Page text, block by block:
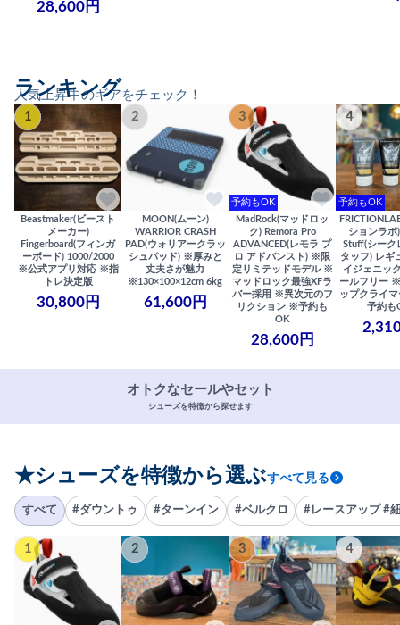
28,600円
人気上昇中のギアをチェック！
ランキング
1
Beastmaker(ビースト
メーカー)
Fingerboard(フィンガ
ーボード) 1000/2000
※公式アプリ対応 ※指
トレ決定版
30,800円
2
MOON(ムーン)
WARRIOR CRASH
PAD(ウォリアークラッ
シュパッド) ※厚みと
丈夫さが魅力
※130×100×12cm 6kg
61,600円
3
予約もOK
MadRock(マッドロッ
ク) Remora Pro
ADVANCED(レモラ プ
ロ アドバンスト) ※限
定リミテッドモデル ※
マッドロック最強XFラ
バー採用 ※異次元のフ
リクション ※予約も
OK
28,600円
4
予約もOK
ションラボ
Stuff(シーク
タッフ) レギ
イジェニッ
ールフリー
ップクライ
予約も
オトクなセールやセット
シューズを特徴から探せます
★シューズを特徴から選ぶすべて見る
すべて #ダウントゥ #ターンイン #ベルクロ #レースアップ #
1 2 3 4